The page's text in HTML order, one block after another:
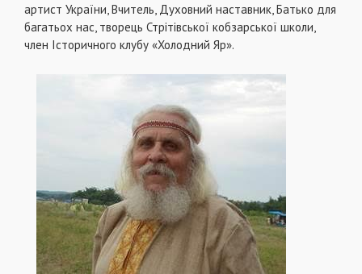
артист України, Вчитель, Духовний наставник, Батько для
багатьох нас, творець Стрітівської кобзарської школи,
член Історичного клубу «Холодний Яр».